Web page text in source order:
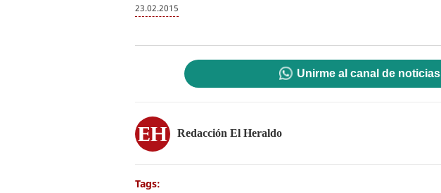
23.02.2015
Unirme al canal de noticias
Redacción El Heraldo
Tags: